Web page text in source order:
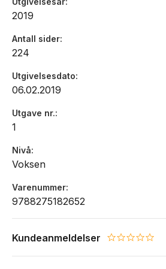
2019
Antall sider
224
Utgivelsesdato
06.02.2019
Utgave nr.
1
Nivå
Voksen
Varenummer
9788275182652
Kundeanmeldelser 0.0 star rating